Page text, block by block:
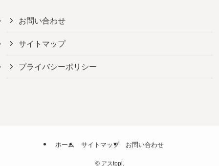
お問い合わせ
サイトマップ
プライバシーポリシー
ホーム サイトマップ お問い合わせ
©アスtopi.